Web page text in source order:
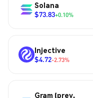
Solana
$73.83+0.10%
Injective
$4.72-2.73%
Gram (prev.